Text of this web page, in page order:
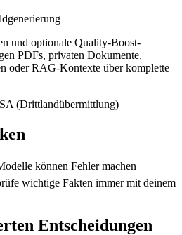
und optionale Quality-Boost-
PDFs, privaten Dokumente,
oder RAG-Kontexte über komplette
(Drittlandübermittlung)
können Fehler machen
wichtige Fakten immer mit deinem
Entscheidungen